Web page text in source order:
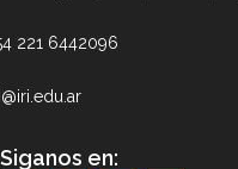
221 6442096
Siganos en: